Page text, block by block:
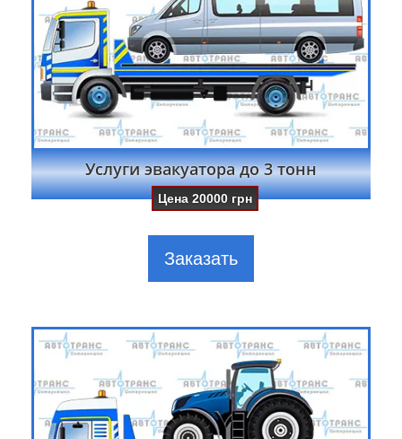
Услуги эвакуатора до 3 тонн
Цена20000 грн
Заказать